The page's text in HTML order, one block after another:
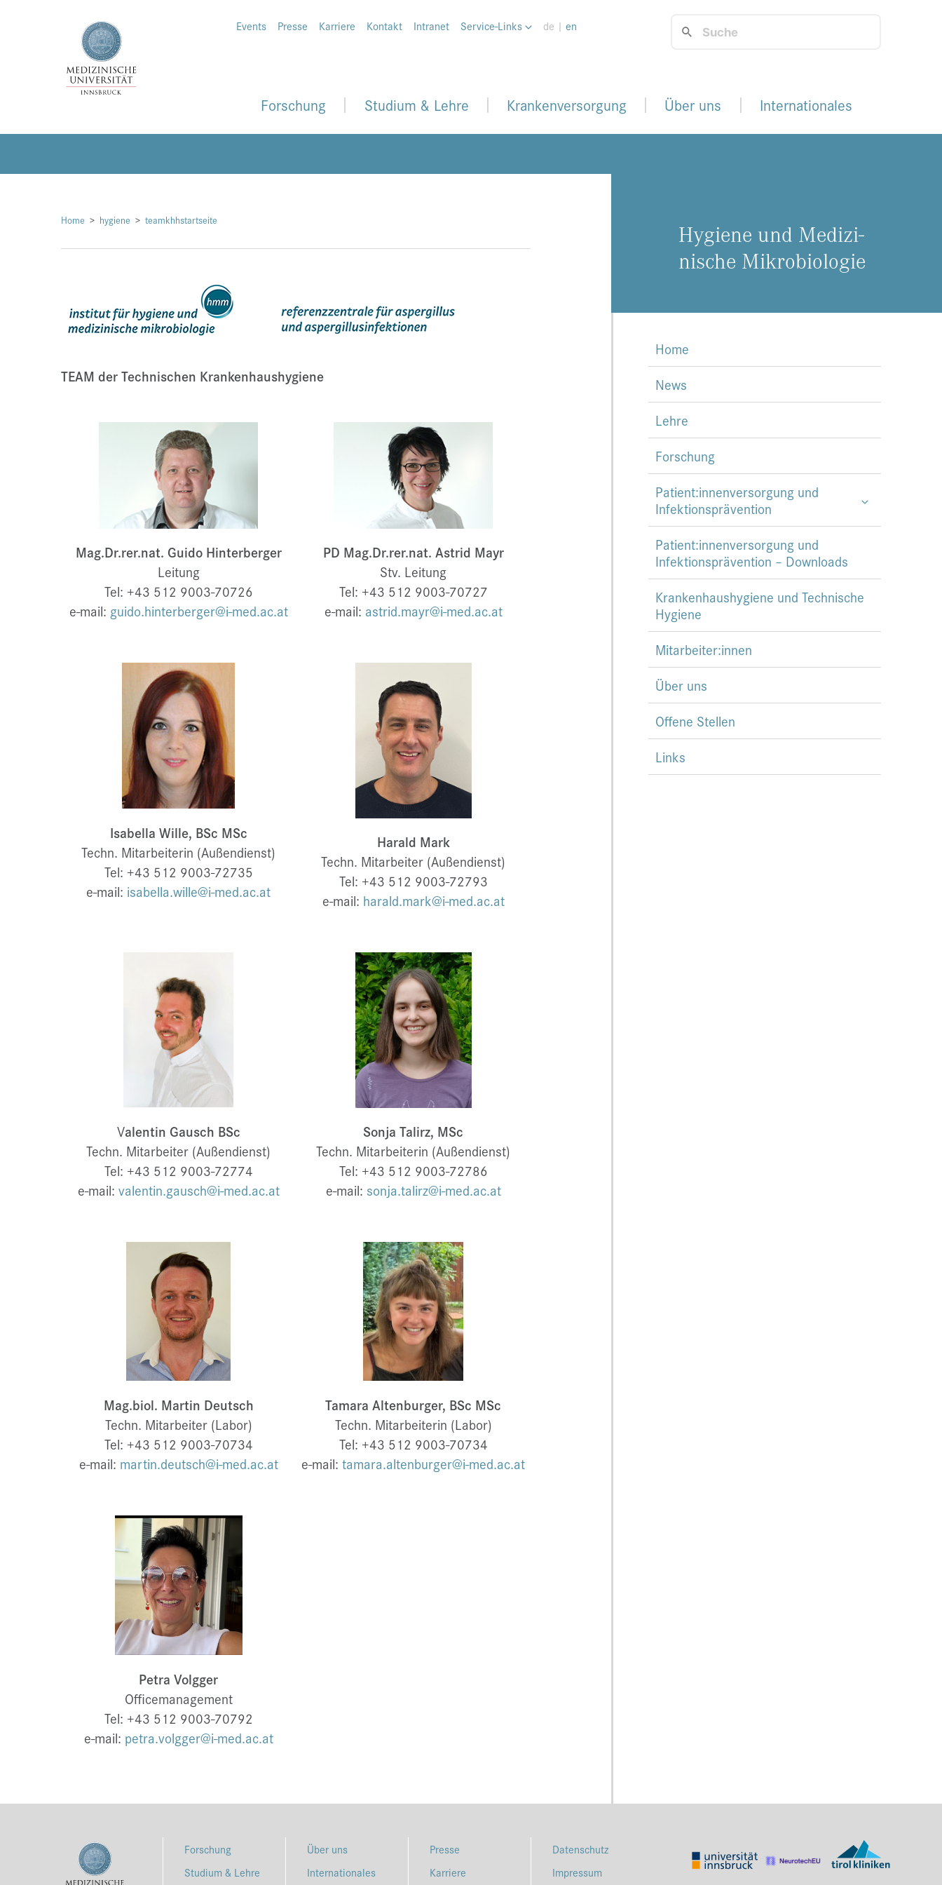
Events Presse Karriere Kontakt Intranet Service-Links de | en
Forschung Studium & Lehre Krankenversorgung Über uns Internationales
Home hygiene teamkhhstartseite
TEAM der Technischen Krankenhaushygiene
Mag.Dr.rer.nat. Guido Hinterberger
Leitung
Tel: +43 512 9003-70726
e-mail: guido.hinterberger@i-med.ac.at
PD Mag.Dr.rer.nat. Astrid Mayr
Stv. Leitung
Tel: +43 512 9003-70727
e-mail: astrid.mayr@i-med.ac.at
Isabella Wille, BSc MSc
Techn. Mitarbeiterin (Außendienst)
Tel: +43 512 9003-72735
e-mail: isabella.wille@i-med.ac.at
Harald Mark
Techn. Mitarbeiter (Außendienst)
Tel: +43 512 9003-72793
e-mail: harald.mark@i-med.ac.at
Valentin Gausch BSc
Techn. Mitarbeiter (Außendienst)
Tel: +43 512 9003-72774
e-mail: valentin.gausch@i-med.ac.at
Sonja Talirz, MSc
Techn. Mitarbeiterin (Außendienst)
Tel: +43 512 9003-72786
e-mail: sonja.talirz@i-med.ac.at
Mag.biol. Martin Deutsch
Techn. Mitarbeiter (Labor)
Tel: +43 512 9003-70734
e-mail: martin.deutsch@i-med.ac.at
Tamara Altenburger, BSc MSc
Techn. Mitarbeiterin (Labor)
Tel: +43 512 9003-70734
e-mail: tamara.altenburger@i-med.ac.at
Petra Volgger
Officemanagement
Tel: +43 512 9003-70792
e-mail: petra.volgger@i-med.ac.at
Hy­gie­ne und Me­di­zi­
ni­sche Mi­kro­bio­lo­gie
Home
News
Lehre
Forschung
Patient:innenversorgung und
Infektionsprävention
Patient:innenversorgung und
Infektionsprävention – Downloads
Krankenhaushygiene und Technische
Hygiene
Mitarbeiter:innen
Über uns
Offene Stellen
Links
Forschung
Studium & Lehre
Über uns
Internationales
Presse
Karriere
Datenschutz
Impressum